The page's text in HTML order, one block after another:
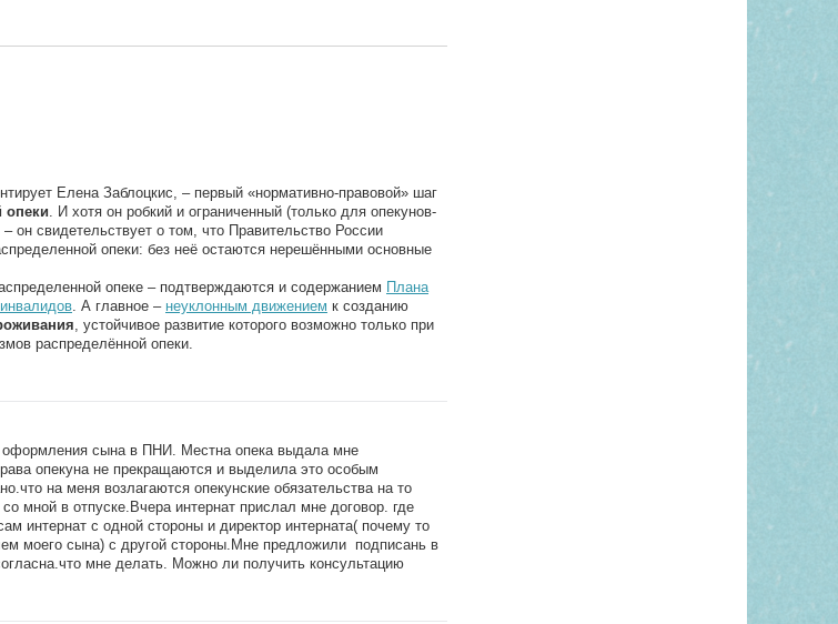
Елена Заблоцкис, – первый «нормативно-правовой» шаг
опеки . И хотя он робкий и ограниченный (только для опекунов-
он свидетельствует о том, что Правительство России
опеки: без неё остаются нерешёнными основные
опеке – подтверждаются и содержанием Плана
. А главное – неуклонным движением к созданию
, устойчивое развитие которого возможно только при
распределённой опеки.
оформления сына в ПНИ. Местна опека выдала мне
опекуна не прекращаются и выделила это особым
на меня возлагаются опекунские обязательства на то
мной в отпуске.Вчера интернат прислал мне договор. где
интернат с одной стороны и директор интерната( почему то
моего сына) с другой стороны.Мне предложили подписань в
мне делать. Можно ли получить консультацию